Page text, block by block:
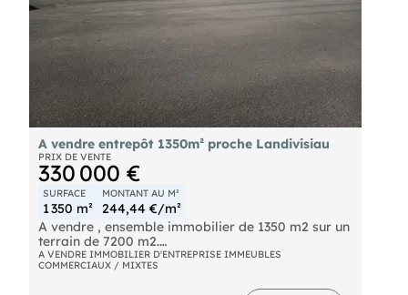
fonds de commerce-Cession dentreprise-Gestion
locative-Vente de murs commerciaux-Immobilier
dentreprise et immobilier commercial.
A vendre entrepôt 1350m² proche Landivisiau
PRIX DE VENTE
330 000 €
SURFACE
1 350 m²
MONTANT AU M²
244,44 €/m²
A vendre , ensemble immobilier de 1350 m2 sur un
terrain de 7200 m2.
Le bien comprend un première parcelle AB0040
avec un bâtiment de 905 m2 sur un terrain de 5479
A VENDRE IMMOBILIER D'ENTREPRISE IMMEUBLES
COMMERCIAUX / MIXTES